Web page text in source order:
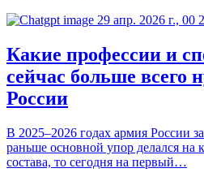
Какие профессии и
сейчас больше всего
России
В 2025–2026 годах армия России
раньше основной упор делался на
состава, то сегодня на первый…